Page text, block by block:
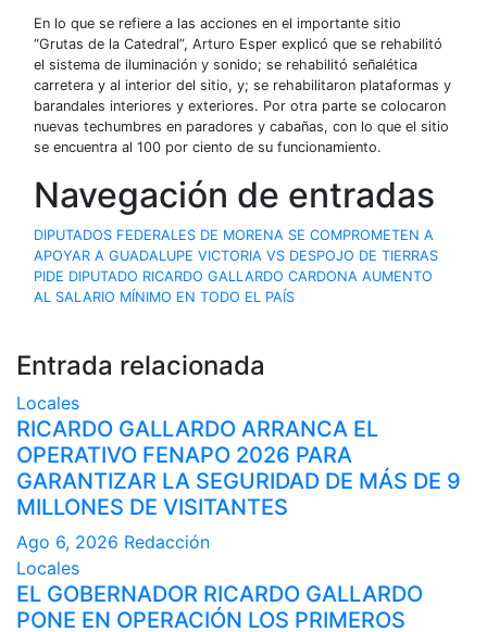
En lo que se refiere a las acciones en el importante sitio
“Grutas de la Catedral”, Arturo Esper explicó que se rehabilitó
el sistema de iluminación y sonido; se rehabilitó señalética
carretera y al interior del sitio, y; se rehabilitaron plataformas y
barandales interiores y exteriores. Por otra parte se colocaron
nuevas techumbres en paradores y cabañas, con lo que el sitio
se encuentra al 100 por ciento de su funcionamiento.
Navegación de entradas
DIPUTADOS FEDERALES DE MORENA SE COMPROMETEN A
APOYAR A GUADALUPE VICTORIA VS DESPOJO DE TIERRAS
PIDE DIPUTADO RICARDO GALLARDO CARDONA AUMENTO
AL SALARIO MÍNIMO EN TODO EL PAÍS
Entrada relacionada
Locales
RICARDO GALLARDO ARRANCA EL
OPERATIVO FENAPO 2026 PARA
GARANTIZAR LA SEGURIDAD DE MÁS DE 9
MILLONES DE VISITANTES
Ago 6, 2026 Redacción
Locales
EL GOBERNADOR RICARDO GALLARDO
PONE EN OPERACIÓN LOS PRIMEROS